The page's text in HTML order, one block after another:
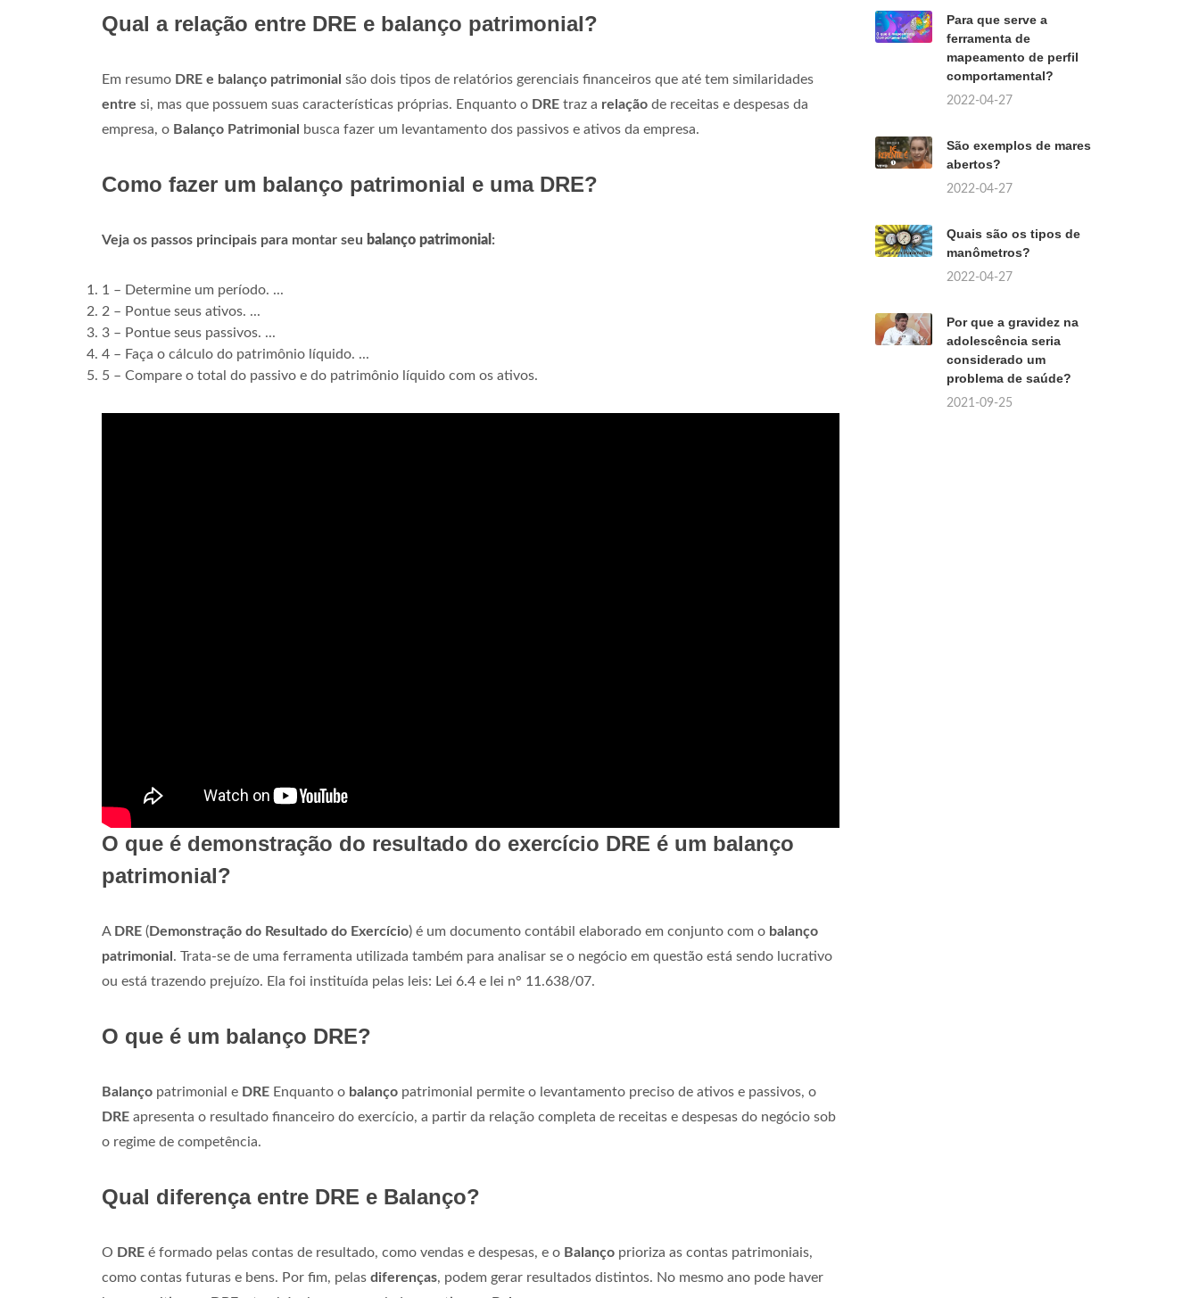
Qual a relação entre DRE e balanço patrimonial?
Em resumo DRE e balanço patrimonial são dois tipos de relatórios gerenciais financeiros que até tem similaridades
entre si, mas que possuem suas características próprias. Enquanto o DRE traz a relação de receitas e despesas da
empresa, o Balanço Patrimonial busca fazer um levantamento dos passivos e ativos da empresa.
Como fazer um balanço patrimonial e uma DRE?
Veja os passos principais para montar seu balanço patrimonial :
1 – Determine um período. ...
2 – Pontue seus ativos. ...
3 – Pontue seus passivos. ...
4 – Faça o cálculo do patrimônio líquido. ...
5 – Compare o total do passivo e do patrimônio líquido com os ativos.
O que é demonstração do resultado do exercício DRE é um balanço
patrimonial?
A DRE (Demonstração do Resultado do Exercício) é um documento contábil elaborado em conjunto com o balanço
patrimonial . Trata-se de uma ferramenta utilizada também para analisar se o negócio em questão está sendo lucrativo
ou está trazendo prejuízo. Ela foi instituída pelas leis: Lei 6.4 e lei n° 11.638/07.
O que é um balanço DRE?
Balanço patrimonial e DRE Enquanto o balanço patrimonial permite o levantamento preciso de ativos e passivos, o
DRE apresenta o resultado financeiro do exercício, a partir da relação completa de receitas e despesas do negócio sob
o regime de competência.
Qual diferença entre DRE e Balanço?
O DRE é formado pelas contas de resultado, como vendas e despesas, e o Balanço prioriza as contas patrimoniais,
como contas futuras e bens. Por fim, pelas diferenças, podem gerar resultados distintos. No mesmo ano pode haver
Para que serve a
ferramenta de
mapeamento de perfil
comportamental?
2022-04-27
São exemplos de mares
abertos?
2022-04-27
Quais são os tipos de
manômetros?
2022-04-27
Por que a gravidez na
adolescência seria
considerado um
problema de saúde?
2021-09-25